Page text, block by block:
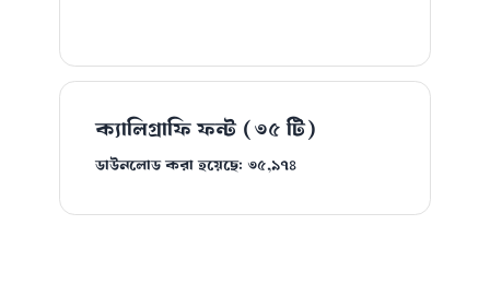
ক্যালিগ্রাফি ফন্ট (৩৫ টি)
ডাউনলোড করা হয়েছে: ৩৫,৯৭৪